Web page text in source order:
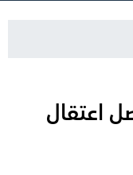
اعتقال